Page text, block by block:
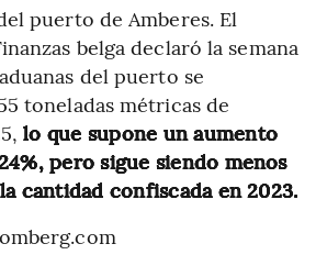
puerto de Amberes. El
belga declaró la semana
del puerto se
toneladas métricas de
lo que supone un aumento
pero sigue siendo menos
cantidad confiscada en 2023.